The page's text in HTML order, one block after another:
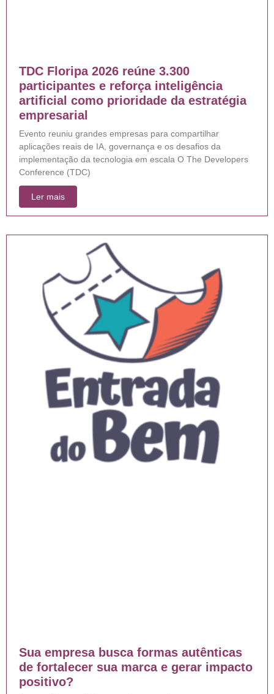
TDC Floripa 2026 reúne 3.300
participantes e reforça inteligência
artificial como prioridade da estratégia
empresarial
Evento reuniu grandes empresas para compartilhar
aplicações reais de IA, governança e os desafios da
implementação da tecnologia em escala O The Developers
Conference (TDC)
Ler mais
Sua empresa busca formas autênticas
de fortalecer sua marca e gerar impacto
positivo?